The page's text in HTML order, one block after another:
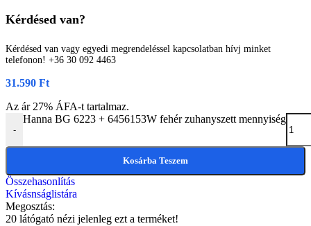
Kérdésed van?
Kérdésed van vagy egyedi megrendeléssel kapcsolatban hívj minket
telefonon! +36 30 092 4463
31.590 Ft
Az ár 27% ÁFA-t tartalmaz.
-
Hanna BG 6223 + 6456153W fehér zuhanyszett mennyiség
Kosárba Teszem
Összehasonlítás
Kívásnságlistára
Megosztás:
20 látógató nézi jelenleg ezt a terméket!